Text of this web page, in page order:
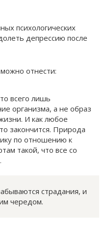
психологических
депрессию после
отнести:
всего лишь
организма, а не образ
И как любое
закончится. Природа
по отношению к
такой, что все со
страдания, и
чередом.